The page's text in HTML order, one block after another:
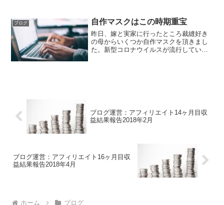
ますが、要は底辺＝０から...
ブログ 自作マスクはこの時期重宝
昨日、嫁と実家に行ったところ裁縫好き
の母からいくつか自作マスクを頂きまし
た。新型コロナウイルスが流行している
ブログ運営：アフィリエイト14ヶ月目収
益結果報告2018年2月
ブログ運営：アフィリエイト16ヶ月目収
益結果報告2018年4月
ホーム ブログ